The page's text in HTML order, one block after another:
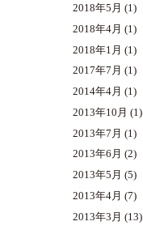
2018年5月 (1)
2018年4月 (1)
2018年1月 (1)
2017年7月 (1)
2014年4月 (1)
2013年10月 (1)
2013年7月 (1)
2013年6月 (2)
2013年5月 (5)
2013年4月 (7)
2013年3月 (13)